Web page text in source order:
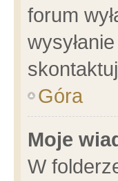
forum
Góra
Moje
W